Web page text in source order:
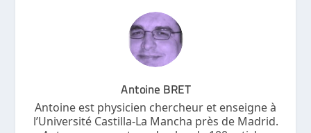
Antoine BRET
Antoine est physicien chercheur et enseigne à
l’Université Castilla-La Mancha près de Madrid.